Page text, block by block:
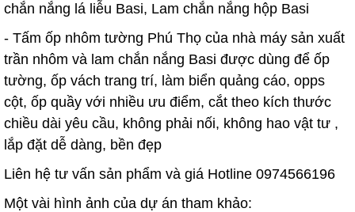
chắn nắng lá liễu Basi, Lam chắn nắng hộp Basi
- Tấm ốp nhôm tường Phú Thọ của nhà máy sản xuất
trần nhôm và lam chắn nắng Basi được dùng để ốp
tường, ốp vách trang trí, làm biển quảng cáo, opps
cột, ốp quầy với nhiều ưu điểm, cắt theo kích thước
chiều dài yêu cầu, không phải nối, không hao vật tư ,
lắp đặt dễ dàng, bền đẹp
Liên hệ tư vấn sản phẩm và giá Hotline 0974566196
Một vài hình ảnh của dự án tham khảo: